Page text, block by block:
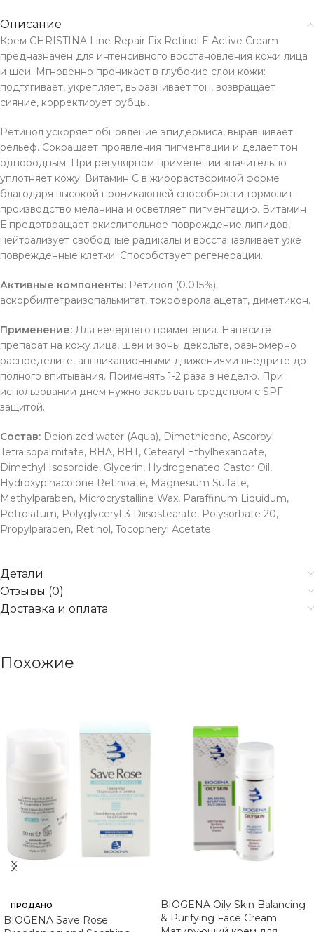
Описание
Крем CHRISTINA Line Repair Fix Retinol E Active Cream
предназначен для интенсивного восстановления кожи лица
и шеи. Мгновенно проникает в глубокие слои кожи:
подтягивает, укрепляет, выравнивает тон, возвращает
сияние, корректирует рубцы.
Ретинол ускоряет обновление эпидермиса, выравнивает
рельеф. Сокращает проявления пигментации и делает тон
однородным. При регулярном применении значительно
уплотняет кожу. Витамин С в жирорастворимой форме
благодаря высокой проникающей способности тормозит
производство меланина и осветляет пигментацию. Витамин
Е предотвращает окислительное повреждение липидов,
нейтрализует свободные радикалы и восстанавливает уже
поврежденные клетки. Способствует регенерации.
Активные компоненты: Ретинол (0.015%),
аскорбилтетраизопальмитат, токоферола ацетат, диметикон.
Применение: Для вечернего применения. Нанесите
препарат на кожу лица, шеи и зоны декольте, равномерно
распределите, аппликационными движениями внедрите до
полного впитывания. Применять 1-2 раза в неделю. При
использовании днем нужно закрывать средством с SPF-
защитой.
Состав: Deionized water (Aqua), Dimethicone, Ascorbyl
Tetraisopalmitate, BHA, BHT, Cetearyl Ethylhexanoate,
Dimethyl Isosorbide, Glycerin, Hydrogenated Castor Oil,
Hydroxypinacolone Retinoate, Magnesium Sulfate,
Methylparaben, Microcrystalline Wax, Paraffinum Liquidum,
Petrolatum, Polyglyceryl-3 Diisostearate, Polysorbate 20,
Propylparaben, Retinol, Tocopheryl Acetate.
Детали
Отзывы (0)
Доставка и оплата
Похожие
ПРОДАНО
BIOGENA Save Rose
BIOGENA Oily Skin Balancing
& Purifying Face Cream